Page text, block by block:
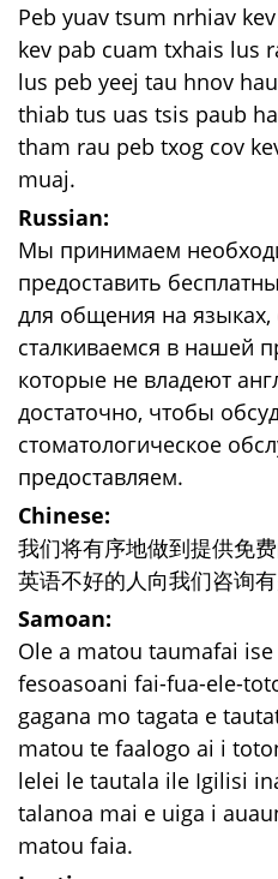
Peb yuav tsum nrhiav
kev pab cuam txhais lus
lus peb yeej tau hnov
thiab tus uas tsis paub
tham rau peb txog cov
muaj.
Russian:
Мы принимаем
предоставить
для общения на
сталкиваемся в нашей
которые не владеют
достаточно, чтобы
стоматологическое
предоставляем.
Chinese:
我们将有序地做到提供免
英语不好的人向我们咨询
Samoan:
Ole a matou taumafai
fesoasoani fai-fua-ele-
gagana mo tagata e
matou te faalogo ai i
lelei le tautala ile Igilisi
talanoa mai e uiga i
matou faia.